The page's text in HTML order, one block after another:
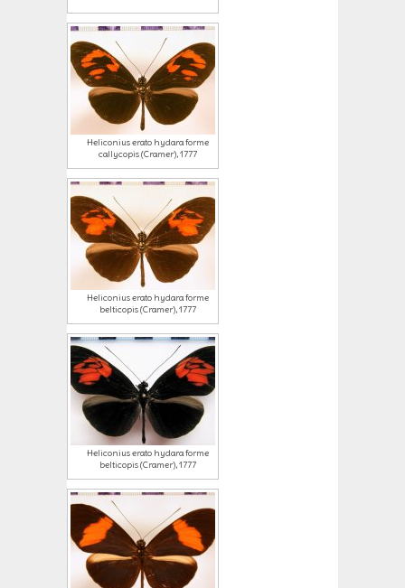
Heliconius erato hydara forme
callycopis (Cramer), 1777
Heliconius erato hydara forme
belticopis (Cramer), 1777
Heliconius erato hydara forme
belticopis (Cramer), 1777